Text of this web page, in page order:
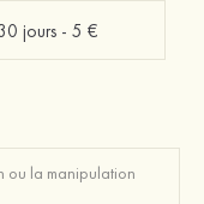
jours - 5 €